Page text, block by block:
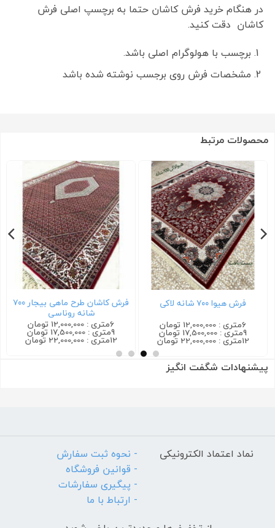
در هنگام خرید فرش کاشان حتما به برچسپ اصلی فرش
کاشان دقت کنید.
برچسب با هولوگرام اصلی باشد.
مشخصات فرش روی برجسب نوشته شده باشد
محصولات مرتبط
فرش هیوا ۷۰۰ شانه لاکی
6متری : 12,000,000 تومان
9متری : 17,500,000 تومان
12متری : 22,000,000 تومان
فرش کاشان طرح ماهی بیجار ۷۰۰
شانه روناسی
6متری : 12,000,000 تومان
9متری : 17,500,000 تومان
12متری : 22,000,000 تومان
پیشنهادات شگفت انگیز
نماد اعتماد الکترونیکی
- نحوه ثبت سفارش
- قوانین فروشگاه
- پیگیری سفارشات
- ارتباط با ما